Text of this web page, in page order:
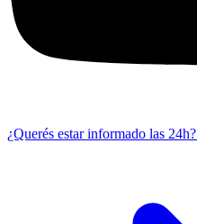
¿Querés estar informado las 24h?